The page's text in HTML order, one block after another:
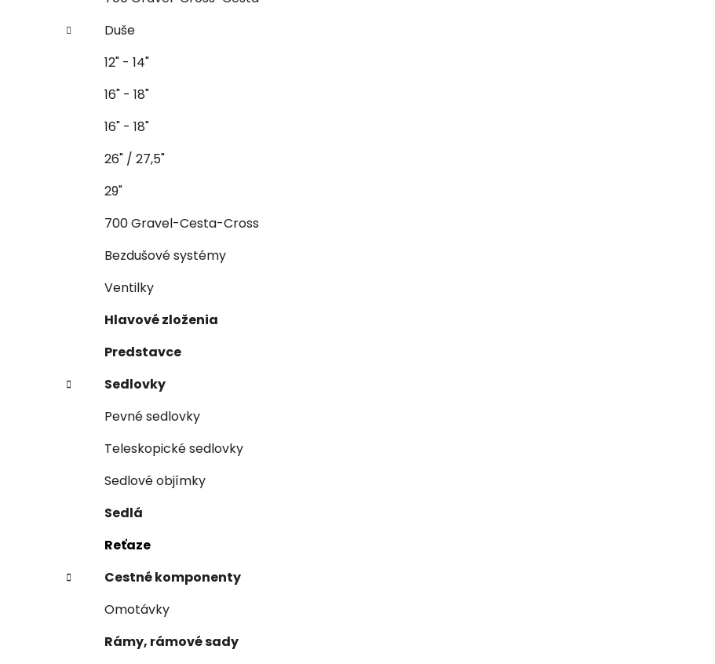
Duše
12" - 14"
16" - 18"
16" - 18"
26" / 27,5"
29"
700 Gravel-Cesta-Cross
Bezdušové systémy
Ventilky
Hlavové zloženia
Predstavce
Sedlovky
Pevné sedlovky
Teleskopické sedlovky
Sedlové objímky
Sedlá
Reťaze
Cestné komponenty
Omotávky
Rámy, rámové sady